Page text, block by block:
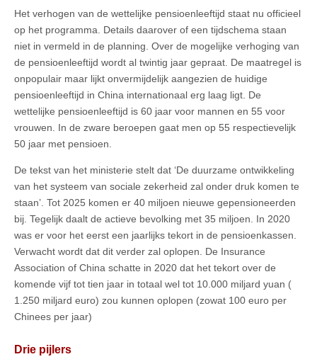
Het verhogen van de wettelijke pensioenleeftijd staat nu officieel
op het programma. Details daarover of een tijdschema staan
niet in vermeld in de planning. Over de mogelijke verhoging van
de pensioenleeftijd wordt al twintig jaar gepraat. De maatregel is
onpopulair maar lijkt onvermijdelijk aangezien de huidige
pensioenleeftijd in China internationaal erg laag ligt. De
wettelijke pensioenleeftijd is 60 jaar voor mannen en 55 voor
vrouwen. In de zware beroepen gaat men op 55 respectievelijk
50 jaar met pensioen.
De tekst van het ministerie stelt dat ‘De duurzame ontwikkeling
van het systeem van sociale zekerheid zal onder druk komen te
staan’. Tot 2025 komen er 40 miljoen nieuwe gepensioneerden
bij. Tegelijk daalt de actieve bevolking met 35 miljoen. In 2020
was er voor het eerst een jaarlijks tekort in de pensioenkassen.
Verwacht wordt dat dit verder zal oplopen. De Insurance
Association of China schatte in 2020 dat het tekort over de
komende vijf tot tien jaar in totaal wel tot 10.000 miljard yuan (
1.250 miljard euro) zou kunnen oplopen (zowat 100 euro per
Chinees per jaar)
Drie pijlers